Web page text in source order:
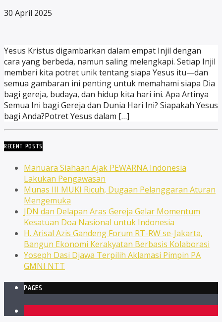
30 April 2025
Yesus Kristus digambarkan dalam empat Injil dengan
cara yang berbeda, namun saling melengkapi. Setiap Injil
memberi kita potret unik tentang siapa Yesus itu—dan
semua gambaran ini penting untuk memahami siapa Dia
bagi gereja, budaya, dan hidup kita hari ini. Apa Artinya
Semua Ini bagi Gereja dan Dunia Hari Ini? Siapakah Yesus
bagi Anda?Potret Yesus dalam […]
RECENT POSTS
Manuara Siahaan Ajak PEWARNA Indonesia
Lakukan Pengawasan
Munas III MUKI Ricuh, Dugaan Pelanggaran Aturan
Mengemuka
JDN dan Delapan Aras Gereja Gelar Momentum
Kesatuan Doa Nasional untuk Indonesia
H. Arisal Azis Gandeng Forum RT-RW se-Jakarta,
Bangun Ekonomi Kerakyatan Berbasis Kolaborasi
Yoseph Dasi Djawa Terpilih Aklamasi Pimpin PA
GMNI NTT
PAGES